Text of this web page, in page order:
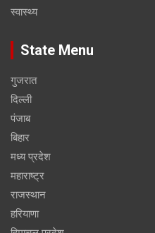
स्वास्थ्य
State Menu
गुजरात
दिल्ली
पंजाब
बिहार
मध्य प्रदेश
महाराष्ट्र
राजस्थान
हरियाणा